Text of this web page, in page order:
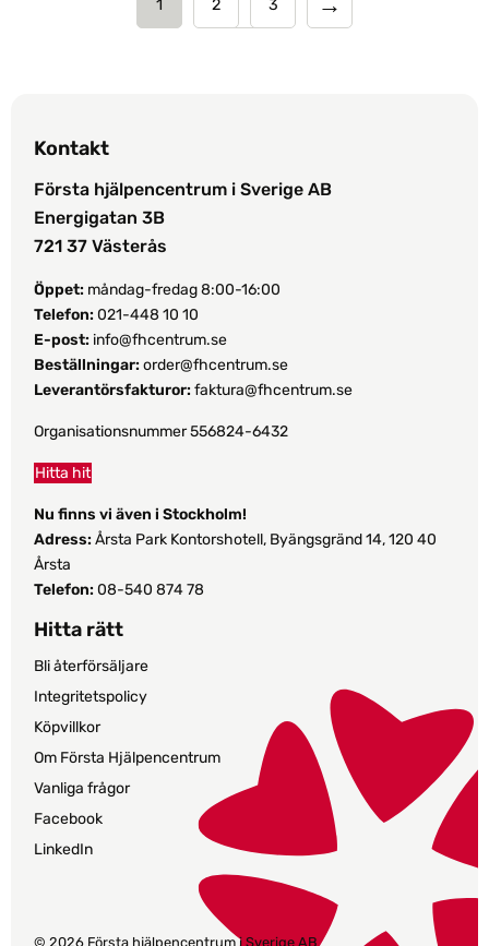
1 2 3
Kontakt
Första hjälpencentrum i Sverige AB
Energigatan 3B
721 37 Västerås
Öppet: måndag-fredag 8:00-16:00
Telefon:021-448 10 10
E-post: info@fhcentrum.se
Beställningar: order@fhcentrum.se
Leverantörsfakturor: faktura@fhcentrum.se
Organisationsnummer 556824-6432
Hitta hit
Nu finns vi även i Stockholm!
Adress: Årsta Park Kontorshotell, Byängsgränd 14, 120 40
Årsta
Telefon: 08-540 874 78
Hitta rätt
Bli återförsäljare
Integritetspolicy
Köpvillkor
Om Första Hjälpencentrum
Vanliga frågor
Facebook
LinkedIn
© 2026 Första hjälpencentrum i Sverige AB